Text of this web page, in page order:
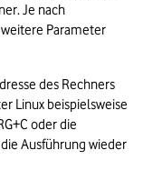
Je nach
Parameter
des Rechners
Linux beispielsweise
oder die
Ausführung wieder